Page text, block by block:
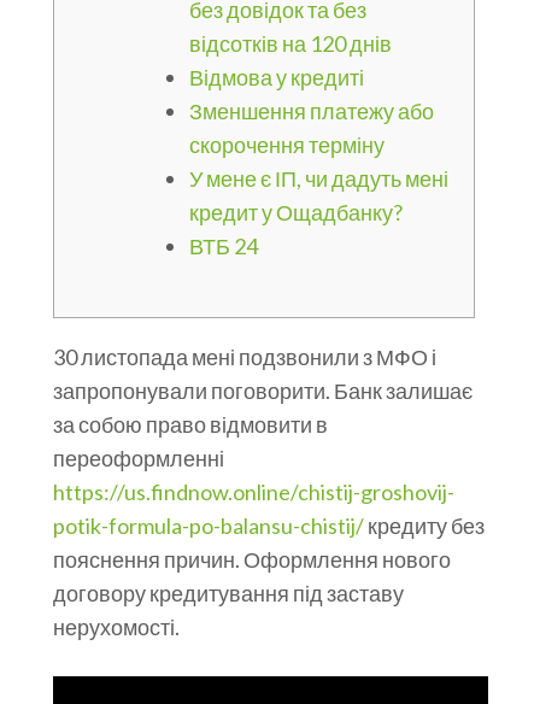
без довідок та без
відсотків на 120 днів
Відмова у кредиті
Зменшення платежу або
скорочення терміну
У мене є ІП, чи дадуть мені
кредит у Ощадбанку?
ВТБ 24
30 листопада мені подзвонили з МФО і
запропонували поговорити. Банк залишає
за собою право відмовити в
переоформленні
https://us.findnow.online/chistij-groshovij-
potik-formula-po-balansu-chistij/кредиту без
пояснення причин. Оформлення нового
договору кредитування під заставу
нерухомості.